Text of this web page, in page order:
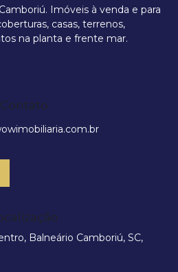
Imóveis à venda e para
casas, terrenos,
na planta e frente mar.
Contato
, Balneário Camboriú, SC,